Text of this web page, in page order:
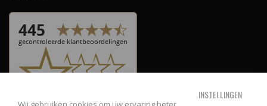
INSTELLINGEN